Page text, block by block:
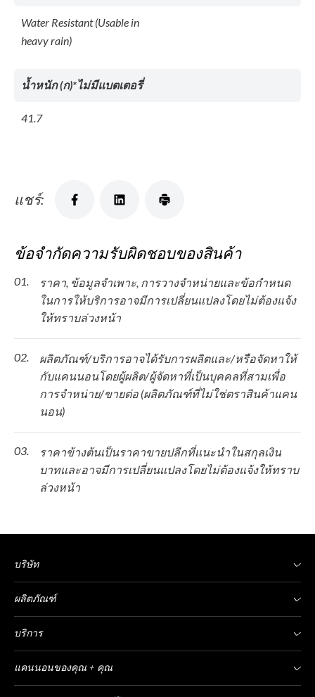
Water Resistant (Usable in
heavy rain)
น้ำหนัก (ก)*ไม่มีแบตเตอรี่
41.7
แชร์:
ข้อจำกัดความรับผิดชอบของสินค้า
01.
ราคา, ข้อมูลจำเพาะ, การวางจำหน่ายและข้อกำหนด
ในการให้บริการอาจมีการเปลี่ยนแปลงโดยไม่ต้องแจ้ง
ให้ทราบล่วงหน้า
02.
ผลิตภัณฑ์/บริการอาจได้รับการผลิตและ/หรือจัดหาให้
กับแคนนอนโดยผู้ผลิต/ผู้จัดหาที่เป็นบุคคลที่สามเพื่อ
การจำหน่าย/ขายต่อ (ผลิตภัณฑ์ที่ไม่ใช่ตราสินค้าแคน
นอน)
03.
ราคาข้างต้นเป็นราคาขายปลีกที่แนะนำในสกุลเงิน
บาทและอาจมีการเปลี่ยนแปลงโดยไม่ต้องแจ้งให้ทราบ
ล่วงหน้า
บริษัท
ผลิตภัณฑ์
บริการ
แคนนอนของคุณ + คุณ